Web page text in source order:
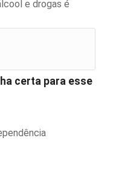
e drogas é
certa para esse